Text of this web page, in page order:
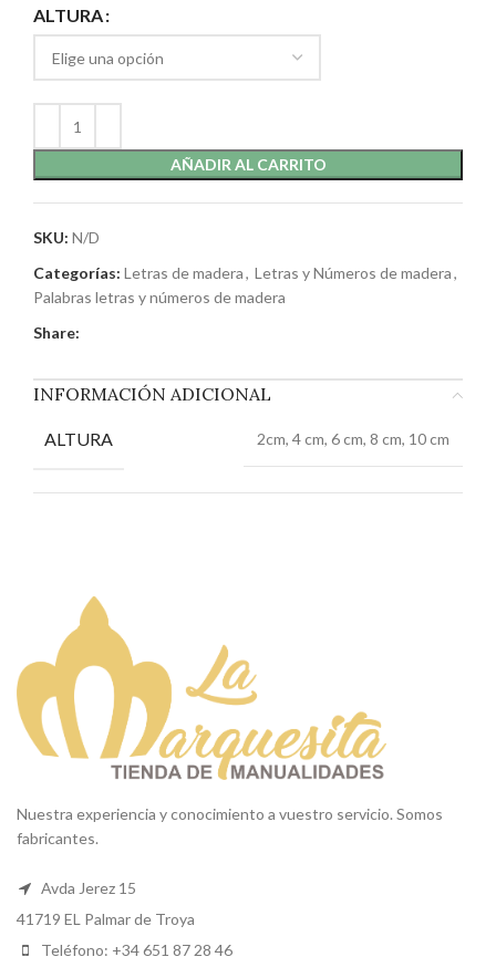
ALTURA
AÑADIR AL CARRITO
SKU: N/D
Categorías: Letras de madera, Letras y Números de madera,
Palabras letras y números de madera
Share:
INFORMACIÓN ADICIONAL
ALTURA 2cm, 4 cm, 6 cm, 8 cm, 10 cm
Nuestra experiencia y conocimiento a vuestro servicio. Somos
fabricantes.
Avda Jerez 15
41719 EL Palmar de Troya
Teléfono: +34 651 87 28 46